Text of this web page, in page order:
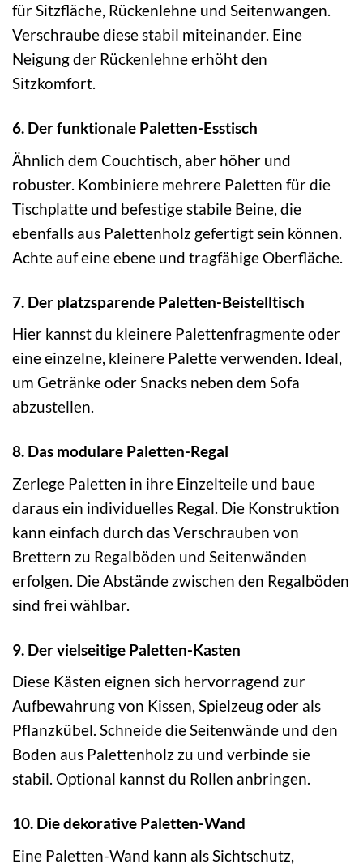
für Sitzfläche, Rückenlehne und Seitenwangen.
Verschraube diese stabil miteinander. Eine
Neigung der Rückenlehne erhöht den
Sitzkomfort.
6. Der funktionale Paletten-Esstisch
Ähnlich dem Couchtisch, aber höher und
robuster. Kombiniere mehrere Paletten für die
Tischplatte und befestige stabile Beine, die
ebenfalls aus Palettenholz gefertigt sein können.
Achte auf eine ebene und tragfähige Oberfläche.
7. Der platzsparende Paletten-Beistelltisch
Hier kannst du kleinere Palettenfragmente oder
eine einzelne, kleinere Palette verwenden. Ideal,
um Getränke oder Snacks neben dem Sofa
abzustellen.
8. Das modulare Paletten-Regal
Zerlege Paletten in ihre Einzelteile und baue
daraus ein individuelles Regal. Die Konstruktion
kann einfach durch das Verschrauben von
Brettern zu Regalböden und Seitenwänden
erfolgen. Die Abstände zwischen den Regalböden
sind frei wählbar.
9. Der vielseitige Paletten-Kasten
Diese Kästen eignen sich hervorragend zur
Aufbewahrung von Kissen, Spielzeug oder als
Pflanzkübel. Schneide die Seitenwände und den
Boden aus Palettenholz zu und verbinde sie
stabil. Optional kannst du Rollen anbringen.
10. Die dekorative Paletten-Wand
Eine Paletten-Wand kann als Sichtschutz,